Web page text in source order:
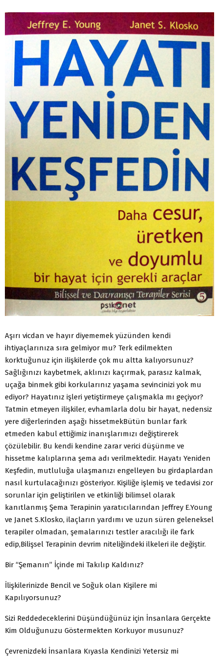
Aşırı vicdan ve hayır diyememek yüzünden kendi
ihtiyaçlarınıza sıra gelmiyor mu? Terk edilmekten
korktuğunuz için ilişkilerde çok mu altta kalıyorsunuz?
Sağlığınızı kaybetmek, aklınızı kaçırmak, parasız kalmak,
uçağa binmek gibi korkularınız yaşama sevincinizi yok mu
ediyor? Hayatınız işleri yetiştirmeye çalışmakla mı geçiyor?
Tatmin etmeyen ilişkiler, evhamlarla dolu bir hayat, nedensiz
yere diğerlerinden aşağı hissetmekBütün bunlar fark
etmeden kabul ettiğimiz inanışlarımızı değiştirerek
çözülebilir. Bu kendi kendine zarar verici düşünme ve
hissetme kalıplarına şema adı verilmektedir. Hayatı Yeniden
Keşfedin, mutluluğa ulaşmanızı engelleyen bu girdaplardan
nasıl kurtulacağınızı gösteriyor. Kişiliğe işlemiş ve tedavisi zor
sorunlar için geliştirilen ve etkinliği bilimsel olarak
kanıtlanmış Şema Terapinin yaratıcılarından Jeffrey E.Young
ve Janet S.Klosko, ilaçların yardımı ve uzun süren geleneksel
terapiler olmadan, şemalarınızı testler aracılığı ile fark
edip,Bilişsel Terapinin devrim niteliğindeki ilkeleri ile değiştir.
Bir “Şemanın” İçinde mi Takılıp Kaldınız?
İlişkilerinizde Bencil ve Soğuk olan Kişilere mi
Kapılıyorsunuz?
Sizi Reddedeceklerini Düşündüğünüz için İnsanlara Gerçekte
Kim Olduğunuzu Göstermekten Korkuyor musunuz?
Çevrenizdeki İnsanlara Kıyasla Kendinizi Yetersiz mi